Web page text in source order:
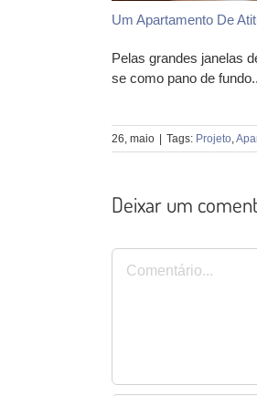
Um Apartamento De
Pelas grandes janelas
se como pano de
26, maio Tags: Projeto,
Deixar um
Comentário